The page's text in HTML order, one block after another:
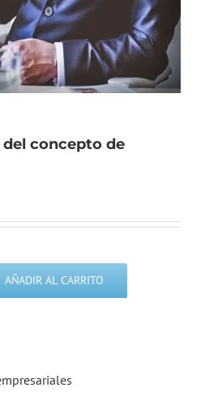
concepto de
AÑADIR AL CARRITO